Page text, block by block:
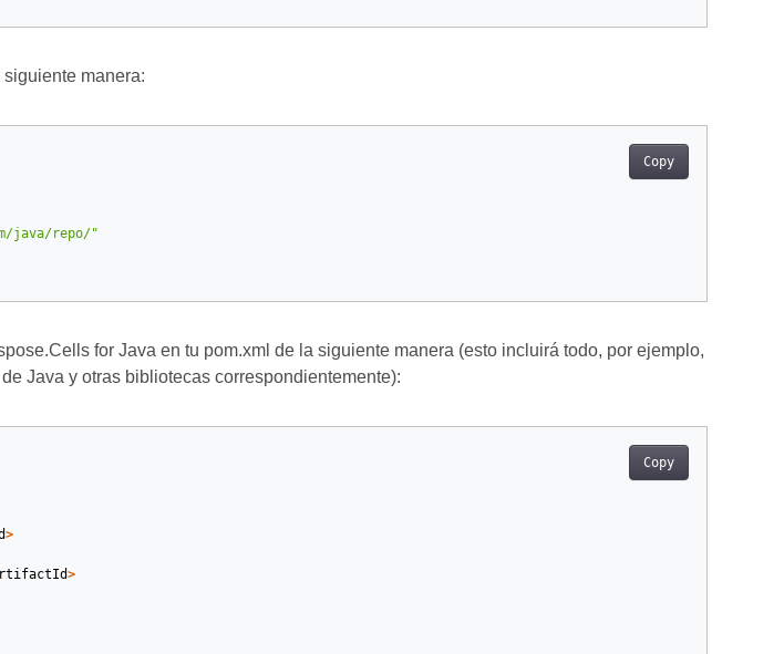
manera:
Copy
java/repo/"
for Java en tu pom.xml de la siguiente manera (esto incluirá todo, por ejemplo,
Java y otras bibliotecas correspondientemente):
Copy
>
>